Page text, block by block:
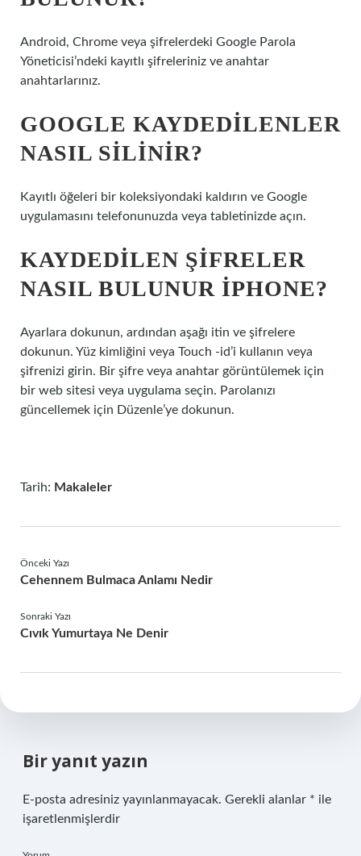
Android, Chrome veya şifrelerdeki Google Parola
Yöneticisi’ndeki kayıtlı şifreleriniz ve anahtar
anahtarlarınız.
GOOGLE KAYDEDILENLER
NASIL SILINIR?
Kayıtlı öğeleri bir koleksiyondaki kaldırın ve Google
uygulamasını telefonunuzda veya tabletinizde açın.
KAYDEDILEN ŞIFRELER
NASIL BULUNUR IPHONE?
Ayarlara dokunun, ardından aşağı itin ve şifrelere
dokunun. Yüz kimliğini veya Touch -id’i kullanın veya
şifrenizi girin. Bir şifre veya anahtar görüntülemek için
bir web sitesi veya uygulama seçin. Parolanızı
güncellemek için Düzenle’ye dokunun.
Tarih: Makaleler
Önceki Yazı
Cehennem Bulmaca Anlamı Nedir
Sonraki Yazı
Cıvık Yumurtaya Ne Denir
Bir yanıt yazın
E-posta adresiniz yayınlanmayacak. Gerekli alanlar * ile
işaretlenmişlerdir